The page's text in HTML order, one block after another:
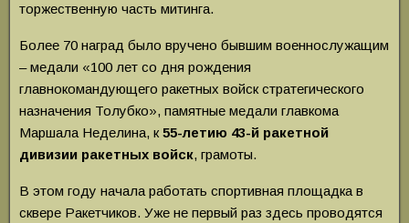
торжественную часть митинга.
Более 70 наград было вручено бывшим военнослужащим
– медали «100 лет со дня рождения
главнокомандующего ракетных войск стратегического
назначения Толубко», памятные медали главкома
Маршала Неделина, к 55-летию 43-й ракетной
дивизии ракетных войск, грамоты.
В этом году начала работать спортивная площадка в
сквере Ракетчиков. Уже не первый раз здесь проводятся